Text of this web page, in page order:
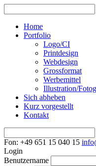
Home
Portfolio
Logo/CI
Printdesign
Webdesign
Grossformat
Werbemittel
Illustration/
Sich abheben
Kurz vorgestellt
Kontakt
Fon: +49 651 15 040 15
Login
Benutzername